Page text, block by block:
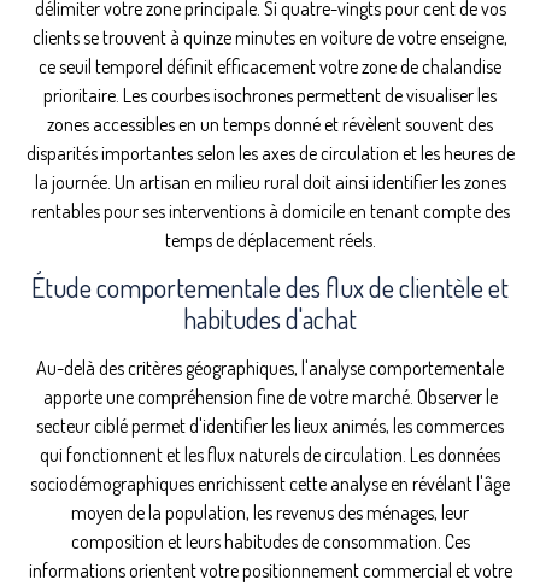
délimiter votre zone principale. Si quatre-vingts pour cent de vos
clients se trouvent à quinze minutes en voiture de votre enseigne,
ce seuil temporel définit efficacement votre zone de chalandise
prioritaire. Les courbes isochrones permettent de visualiser les
zones accessibles en un temps donné et révèlent souvent des
disparités importantes selon les axes de circulation et les heures de
la journée. Un artisan en milieu rural doit ainsi identifier les zones
rentables pour ses interventions à domicile en tenant compte des
temps de déplacement réels.
Étude comportementale des flux de clientèle et
habitudes d'achat
Au-delà des critères géographiques, l'analyse comportementale
apporte une compréhension fine de votre marché. Observer le
secteur ciblé permet d'identifier les lieux animés, les commerces
qui fonctionnent et les flux naturels de circulation. Les données
sociodémographiques enrichissent cette analyse en révélant l'âge
moyen de la population, les revenus des ménages, leur
composition et leurs habitudes de consommation. Ces
informations orientent votre positionnement commercial et votre